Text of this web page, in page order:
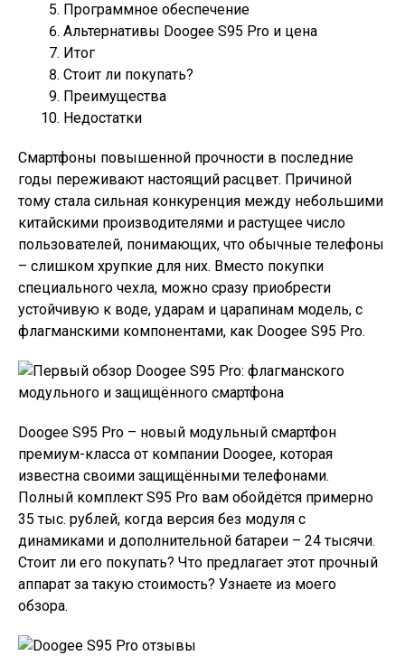
Программное обеспечение
Альтернативы Doogee S95 Pro и цена
Итог
Стоит ли покупать?
Преимущества
Недостатки
Смартфоны повышенной прочности в последние
годы переживают настоящий расцвет. Причиной
тому стала сильная конкуренция между небольшими
китайскими производителями и растущее число
пользователей, понимающих, что обычные телефоны
– слишком хрупкие для них. Вместо покупки
специального чехла, можно сразу приобрести
устойчивую к воде, ударам и царапинам модель, с
флагманскими компонентами, как Doogee S95 Pro.
Doogee S95 Pro – новый модульный смартфон
премиум-класса от компании Doogee, которая
известна своими защищёнными телефонами.
Полный комплект S95 Pro вам обойдётся примерно
35 тыс. рублей, когда версия без модуля с
динамиками и дополнительной батареи – 24 тысячи.
Стоит ли его покупать? Что предлагает этот прочный
аппарат за такую стоимость? Узнаете из моего
обзора.